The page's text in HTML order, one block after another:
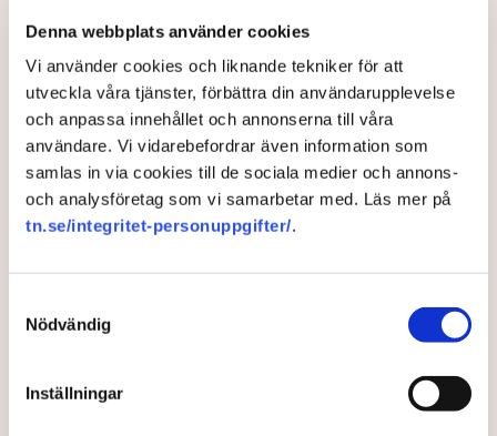
Denna webbplats använder cookies
Vi använder cookies och liknande tekniker för att
utveckla våra tjänster, förbättra din användarupplevelse
och anpassa innehållet och annonserna till våra
användare. Vi vidarebefordrar även information som
samlas in via cookies till de sociala medier och annons-
och analysföretag som vi samarbetar med. Läs mer på
tn.se/integritet-personuppgifter/.
Nödvändig
Inställningar
Parterna har anlänt inför
fredssamtal
De ryska och ukrainska delegationerna har anlänt till